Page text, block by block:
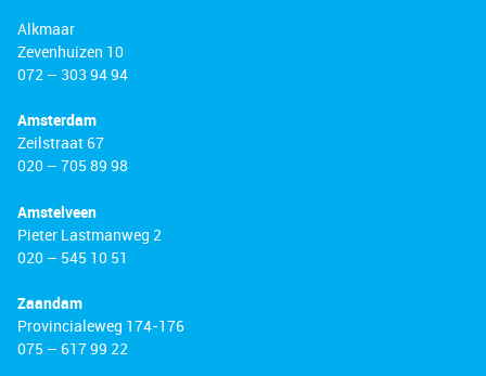
Alkmaar
Zevenhuizen 10
072 – 303 94 94
Amsterdam
Zeilstraat 67
020 – 705 89 98
Amstelveen
Pieter Lastmanweg 2
020 – 545 10 51
Zaandam
Provincialeweg 174-176
075 – 617 99 22